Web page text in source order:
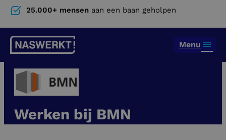
25.000+ mensen aan een baan geholpen
Menu
Werken bij BMN